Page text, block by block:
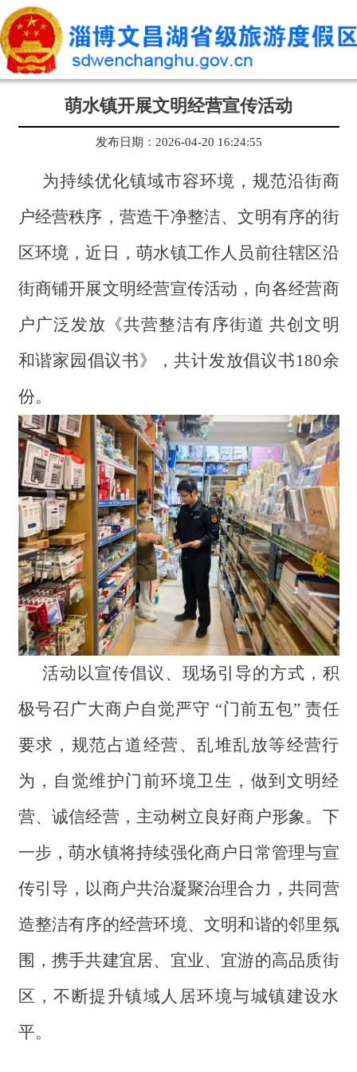
萌水镇开展文明经营宣传活动
发布日期：2026-04-20 16:24:55
为持续优化镇域市容环境，规范沿街商
户经营秩序，营造干净整洁、文明有序的街
区环境，近日，萌水镇工作人员前往辖区沿
街商铺开展文明经营宣传活动，向各经营商
户广泛发放《共营整洁有序街道 共创文明
和谐家园倡议书》，共计发放倡议书180余
份。
活动以宣传倡议、现场引导的方式，积
极号召广大商户自觉严守 “门前五包” 责任
要求，规范占道经营、乱堆乱放等经营行
为，自觉维护门前环境卫生，做到文明经
营、诚信经营，主动树立良好商户形象。下
一步，萌水镇将持续强化商户日常管理与宣
传引导，以商户共治凝聚治理合力，共同营
造整洁有序的经营环境、文明和谐的邻里氛
围，携手共建宜居、宜业、宜游的高品质街
区，不断提升镇域人居环境与城镇建设水
平。